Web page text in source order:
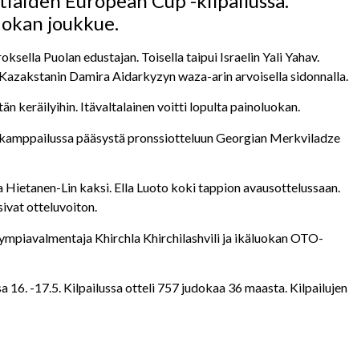
joukkue.
Puolan edustajan. Toisella taipui Israelin Yali Yahav.
Damira Aidarkyzyn waza-arin arvoisella sidonnalla.
keräilyihin. Itävaltalainen voitti lopulta painoluokan.
pääsystä pronssiotteluun Georgian Merkviladze
Lin kaksi. Ella Luoto koki tappion avausottelussaan.
otteluvoiton.
Khirchla Khirchilashvili ja ikäluokan OTO-
16. -17.5. Kilpailussa otteli 757 judokaa 36 maasta. Kilpailujen